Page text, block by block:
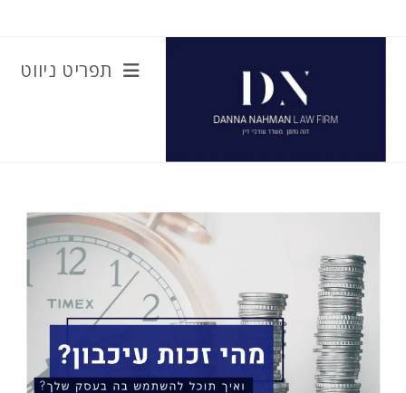
תפריט ניווט